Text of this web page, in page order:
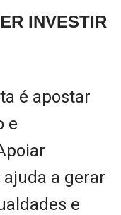
INVESTIR
é apostar
e
a gerar
e